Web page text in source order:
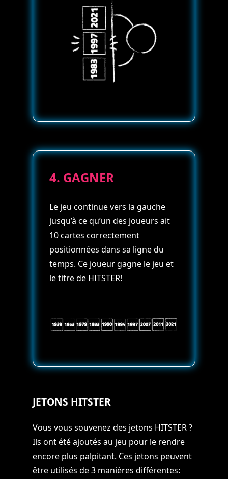
4. GAGNER
Le jeu continue vers la gauche
jusqu’à ce qu’un des joueurs ait
10 cartes correctement
positionnées dans sa ligne du
temps. Ce joueur gagne le jeu et
le titre de HITSTER!
JETONS HITSTER
Vous vous souvenez des jetons HITSTER ?
Ils ont été ajoutés au jeu pour le rendre
encore plus palpitant. Ces jetons peuvent
être utilisés de 3 manières différentes: